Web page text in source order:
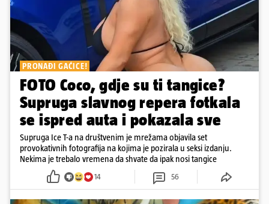
PRONAĐI GAĆICE!
FOTO Coco, gdje su ti tangice?
Supruga slavnog repera fotkala
se ispred auta i pokazala sve
Supruga Ice T-a na društvenim je mrežama objavila set
provokativnih fotografija na kojima je pozirala u seksi izdanju.
Nekima je trebalo vremena da shvate da ipak nosi tangice
14 56